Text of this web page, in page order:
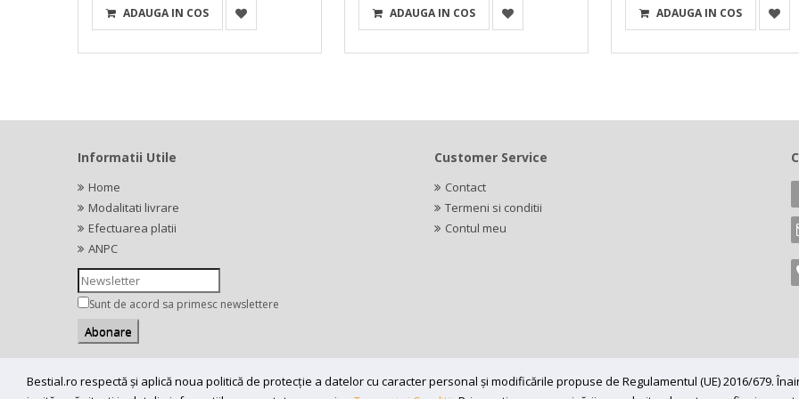
ADAUGA IN COS ADAUGA IN COS ADAUGA IN COS
Bestial.ro respectă și aplică noua politică de protecție a datelor cu caracter personal și modificările propuse de Regulamentul (UE) 2016/679.
Informatii Utile
Home
Modalitati livrare
Efectuarea platii
ANPC
Sunt de acord sa primesc newslettere
Customer Service
Contact
Termeni si conditii
Contul meu
Copyright (C) 2026bestial.ro -All rights reserved.